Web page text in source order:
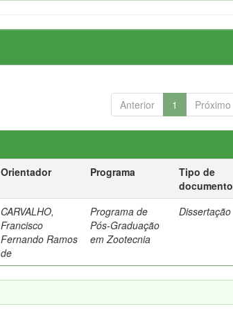
Anterior 1 Próximo
Orientador Programa
Tipo de
documento
CARVALHO,
Francisco
Fernando Ramos
de
Programa de
Pós-Graduação
em Zootecnia
Dissertação